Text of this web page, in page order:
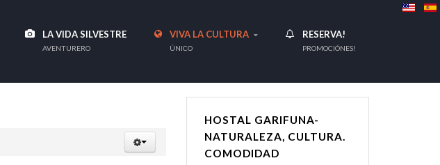
LA VIDA SILVESTRE
AVENTURERO
VIVA LA CULTURA
ÚNICO
RESERVA!
PROMOCIÓNES!
HOSTAL GARIFUNA-
NATURALEZA, CULTURA.
COMODIDAD